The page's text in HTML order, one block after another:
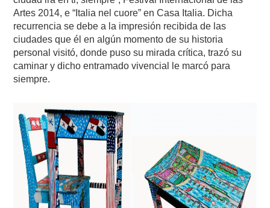
Artes 2014, e “Italia nel cuore” en Casa Italia. Dicha
recurrencia se debe a la impresión recibida de las
ciudades que él en algún momento de su historia
personal visitó, donde puso su mirada crítica, trazó su
caminar y dicho entramado vivencial le marcó para
siempre.